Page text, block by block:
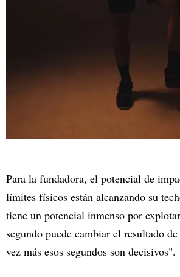
Para la fundadora, el potencial de
límites físicos están alcanzando su
tiene un potencial inmenso por
segundo puede cambiar el resultado
vez más esos segundos son decisivos".